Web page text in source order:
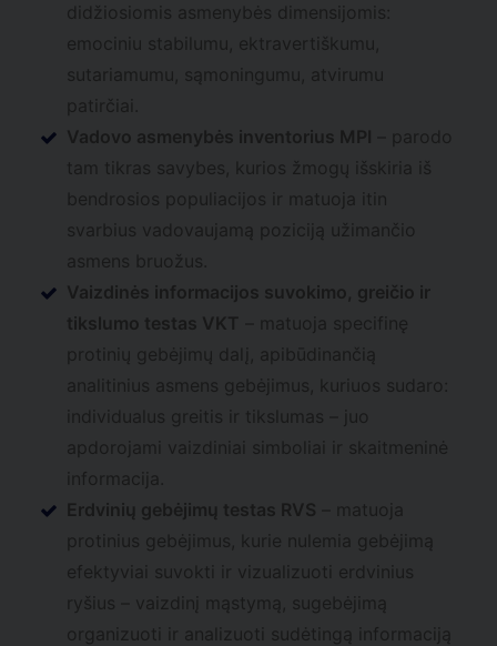
didžiosiomis asmenybės dimensijomis:
emociniu stabilumu, ektravertiškumu,
sutariamumu, sąmoningumu, atvirumu
patirčiai.
Vadovo asmenybės inventorius MPI – parodo
tam tikras savybes, kurios žmogų išskiria iš
bendrosios populiacijos ir matuoja itin
svarbius vadovaujamą poziciją užimančio
asmens bruožus.
Vaizdinės informacijos suvokimo, greičio ir
tikslumo testas VKT – matuoja specifinę
protinių gebėjimų dalį, apibūdinančią
analitinius asmens gebėjimus, kuriuos sudaro:
individualus greitis ir tikslumas – juo
apdorojami vaizdiniai simboliai ir skaitmeninė
informacija.
Erdvinių gebėjimų testas RVS – matuoja
protinius gebėjimus, kurie nulemia gebėjimą
efektyviai suvokti ir vizualizuoti erdvinius
ryšius – vaizdinį mąstymą, sugebėjimą
organizuoti ir analizuoti sudėtingą informaciją